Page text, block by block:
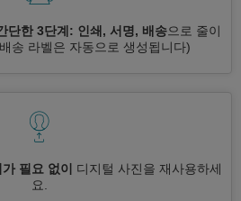
단한 3단계: 인쇄, 서명, 배송으로 줄이
송 라벨은 자동으로 생성됩니다)
필요 없이
디지털 사진을 재사용하세
요.